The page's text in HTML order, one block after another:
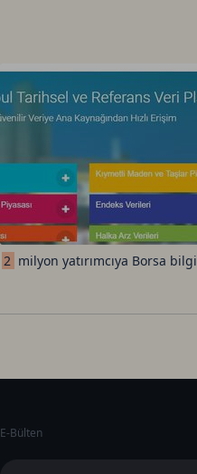
2 milyon yatırımcıya Borsa
E-Bülten